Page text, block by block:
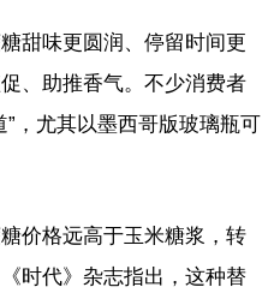
甜味更圆润、停留时间更
、助推香气。不少消费者
，尤其以墨西哥版玻璃瓶可
价格远高于玉米糖浆，转
时代》杂志指出，这种替